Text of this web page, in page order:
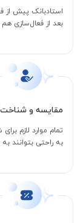
استادبانک پیش از
بعد از فعال‌سازی
مقایسه و
تمام موارد لازم
به راحتی بتوانند